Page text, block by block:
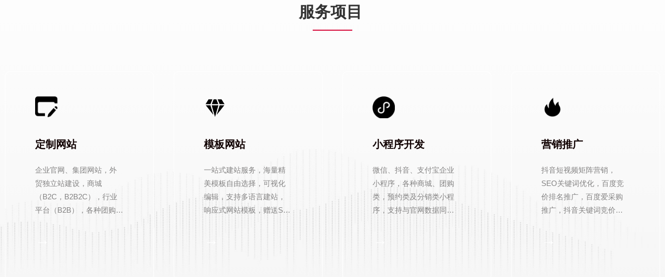
服务项目
定制网站
企业官网、集团网站，外
贸独立站建设，商城
（B2C，B2B2C），行业
平台（B2B），各种团购
(O2O)，各种系统应用定制
开发。
→
模板网站
一站式建站服务，海量精
美模板自由选择，可视化
编辑，支持多语言建站，
响应式网站模板，赠送SSL
域名安全证书。
→
小程序开发
微信、抖音、支付宝企业
小程序，各种商城、团购
类，预约类及分销类小程
序，支持与官网数据同
步，从备案到上线一站式
服务。
→
营销推广
抖音短视频矩阵营销，
SEO关键词优化，百度竞
价排名推广，百度爱采购
推广，抖音关键词竞价推
→